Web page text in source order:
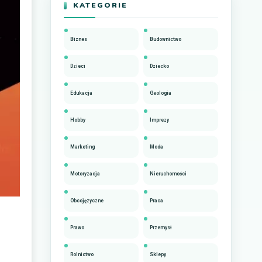
KATEGORIE
Biznes Budownictwo
Dzieci Dziecko
Edukacja Geologia
Hobby Imprezy
Marketing Moda
Motoryzacja Nieruchomości
Obcojęzyczne Praca
Prawo Przemysł
Rolnictwo Sklepy